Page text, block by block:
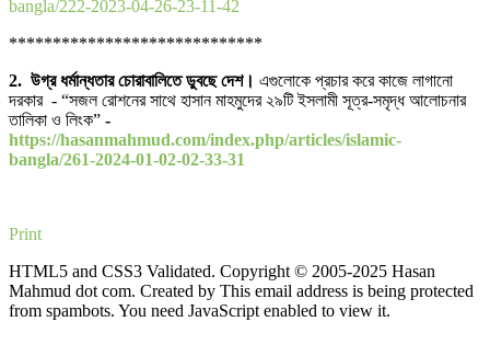
bangla/222-2023-04-26-23-11-42
*****************************
2. উগ্র ধর্মান্ধতার চোরাবালিতে ডুবছে দেশ। এগুলোকে প্রচার করে কাজে লাগানো
দরকার - “সজল রোশনের সাথে হাসান মাহমুদের ২৯টি ইসলামী সূত্র-সমৃদ্ধ আলোচনার
তালিকা ও লিংক” -
https://hasanmahmud.com/index.php/articles/islamic-
bangla/261-2024-01-02-02-33-31
Print
HTML5 and CSS3 Validated. Copyright © 2005-2025 Hasan
Mahmud dot com. Created by This email address is being protected
from spambots. You need JavaScript enabled to view it.